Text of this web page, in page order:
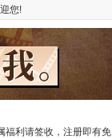
您!
福利请签收，注册即有免